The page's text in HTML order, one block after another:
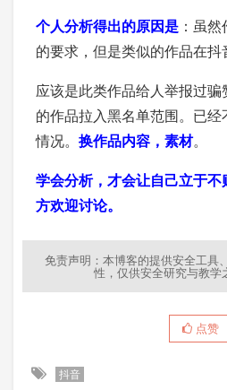
个人分析得出的原因是 ：虽
的要求，但是类似的作品在抖
应该是此类作品给人举报过
的作品拉入黑名单范围。已
情况。 换作品内容，素材。
学会分析，才会让自己立于
方欢迎讨论。
免责声明：本博客的提供安全工具
性，仅供安全研究与教学
点赞
抖音